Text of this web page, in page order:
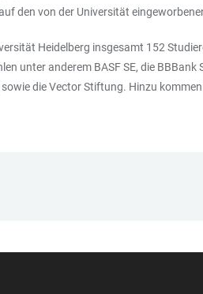
den von der Universität
Heidelberg insgesamt 152
unter anderem BASF SE, die
sowie die Vector Stiftung. Hinzu